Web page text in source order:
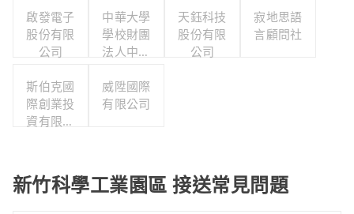
會
啟發電子
股份有限
公司
中華大學
學校財團
法人中華
天鈺科技
股份有限
公司
寂地思語
言顧問社
斯伯克國
際創業投
資有限公
威陞國際
有限公司
新竹科學工業園區 接送常見問題